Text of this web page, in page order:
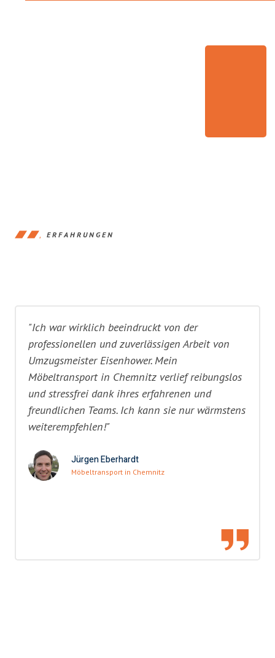
ERFAHRUNGEN
"Ich war wirklich beeindruckt von der
professionellen und zuverlässigen Arbeit von
Umzugsmeister Eisenhower. Mein
Möbeltransport in Chemnitz verlief reibungslos
und stressfrei dank ihres erfahrenen und
freundlichen Teams. Ich kann sie nur wärmstens
weiterempfehlen!"
Jürgen Eberhardt
Möbeltransport in Chemnitz